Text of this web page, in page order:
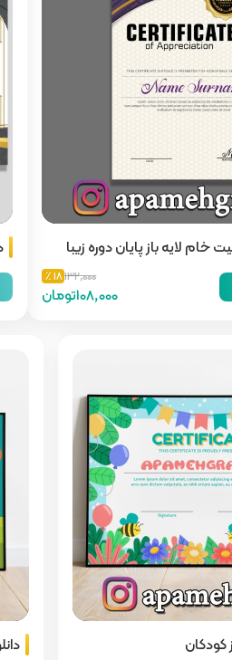
خام لایه باز پایان دوره زیبا
132,00018 ٪
108,000تومان
کودکان